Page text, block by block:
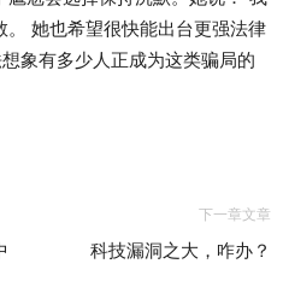
她也希望很快能出台更强法律
象有多少人正成为这类骗局的
下一章文章
科技漏洞之大，咋办？